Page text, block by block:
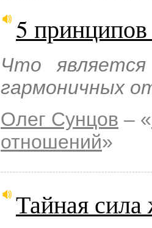
5
Что
гармоничных
Олег Сунцов – «
отношений»
Тайная